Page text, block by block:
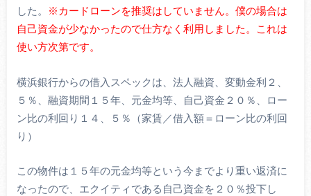
した。
※カードローンを推奨はしていません。僕の場合は
自己資金が少なかったので仕方なく利用しました。これは
使い方次第です。
横浜銀行からの借入スペックは、法人融資、変動金利２、
５％、融資期間１５年、元金均等、自己資金２０％、ロー
ン比の利回り１４、５％（家賃／借入額＝ローン比の利回
り）
この物件は１５年の元金均等という今までより重い返済に
なったので、エクイティである自己資金を２０％投下し